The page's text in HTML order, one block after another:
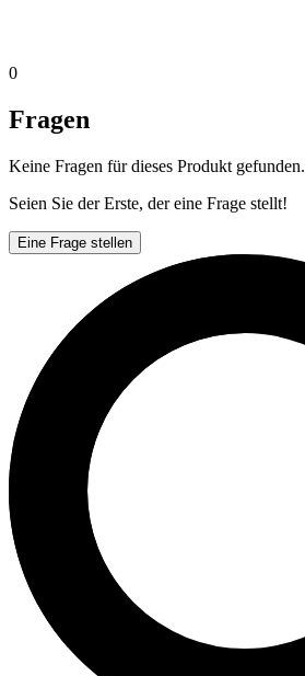
0
Fragen
Keine Fragen für dieses Produkt gefunden.
Seien Sie der Erste, der eine Frage stellt!
Eine Frage stellen